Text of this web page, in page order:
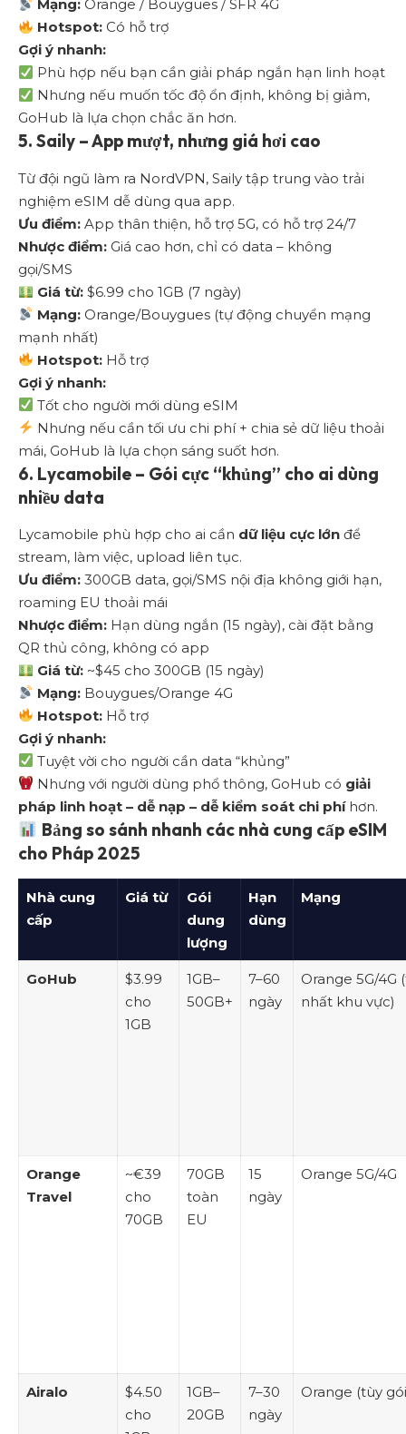
Mạng: Orange / Bouygues / SFR 4G
Hotspot: Có hỗ trợ
Gợi ý nhanh:
Phù hợp nếu bạn cần giải pháp ngắn hạn linh hoạt
Nhưng nếu muốn tốc độ ổn định, không bị giảm,
GoHub là lựa chọn chắc ăn hơn.
5. Saily – App mượt, nhưng giá hơi cao
Từ đội ngũ làm ra NordVPN, Saily tập trung vào trải
nghiệm eSIM dễ dùng qua app.
Ưu điểm: App thân thiện, hỗ trợ 5G, có hỗ trợ 24/7
Nhược điểm: Giá cao hơn, chỉ có data – không
gọi/SMS
Giá từ: $6.99 cho 1GB (7 ngày)
Mạng: Orange/Bouygues (tự động chuyển mạng
mạnh nhất)
Hotspot: Hỗ trợ
Gợi ý nhanh:
Tốt cho người mới dùng eSIM
Nhưng nếu cần tối ưu chi phí + chia sẻ dữ liệu thoải
mái, GoHub là lựa chọn sáng suốt hơn.
6. Lycamobile – Gói cực “khủng” cho ai dùng
nhiều data
Lycamobile phù hợp cho ai cần dữ liệu cực lớn để
stream, làm việc, upload liên tục.
Ưu điểm: 300GB data, gọi/SMS nội địa không giới hạn,
roaming EU thoải mái
Nhược điểm: Hạn dùng ngắn (15 ngày), cài đặt bằng
QR thủ công, không có app
Giá từ: ~$45 cho 300GB (15 ngày)
Mạng: Bouygues/Orange 4G
Hotspot: Hỗ trợ
Gợi ý nhanh:
Tuyệt vời cho người cần data “khủng”
Nhưng với người dùng phổ thông, GoHub có giải
pháp linh hoạt – dễ nạp – dễ kiểm soát chi phíhơn.
Bảng so sánh nhanh các nhà cung cấp eSIM
cho Pháp 2025
Nhà cung
cấp
Giá từ
Gói
dung
lượng
Hạn
dùng
Mạng
GoHub
$3.99
cho
1GB
1GB–
50GB+
7–60
ngày
Orange 5G/4G
nhất khu vực)
Orange
Travel
~€39
cho
70GB
70GB
toàn
EU
15
ngày
Orange 5G/4G
Airalo
$4.50
cho
1GB–
20GB
7–30
ngày
Orange (tùy